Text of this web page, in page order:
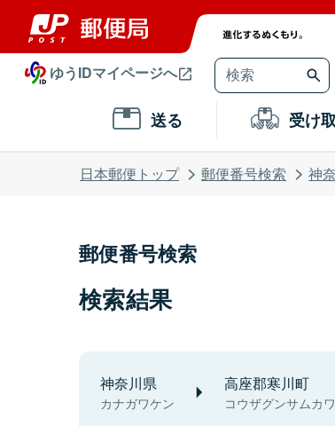
ゆうIDマイページへ
送る 受け
日本郵便トップ 郵便番号検索 神
郵便番号検索
検索結果
神奈川県
カナガワケン
高座郡寒川町
コウザグンサムカ